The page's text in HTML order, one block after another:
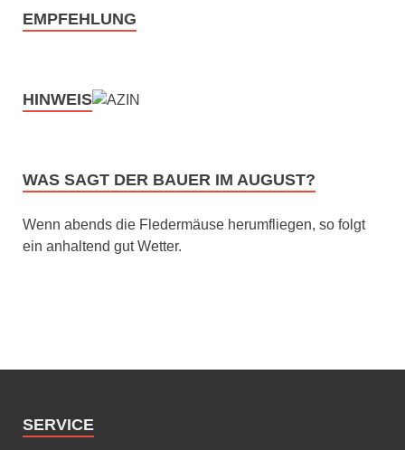
EMPFEHLUNG
HINWEIS
WAS SAGT DER BAUER IM AUGUST?
Wenn abends die Fledermäuse herumfliegen, so folgt
ein anhaltend gut Wetter.
SERVICE